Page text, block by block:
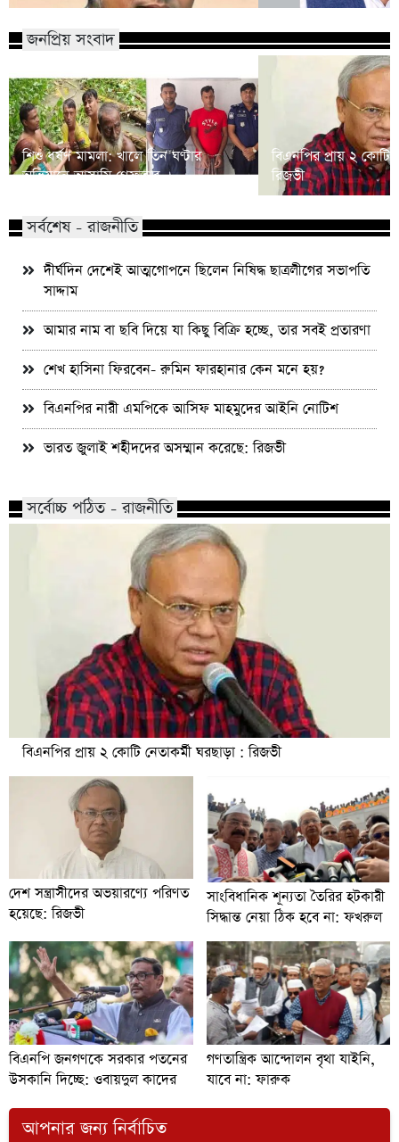
জনপ্রিয় সংবাদ
শিশু ধর্ষণ মামলা: খালে তিন ঘণ্টার
অভিযানে আসামি গ্রেফতার
বিএনপির প্রায় ২ কোটি
রিজভী
সর্বশেষ - রাজনীতি
দীর্ঘদিন দেশেই আত্মগোপনে ছিলেন নিষিদ্ধ ছাত্রলীগের সভাপতি
সাদ্দাম
আমার নাম বা ছবি দিয়ে যা কিছু বিক্রি হচ্ছে, তার সবই প্রতারণা
শেখ হাসিনা ফিরবেন- রুমিন ফারহানার কেন মনে হয়?
বিএনপির নারী এমপিকে আসিফ মাহমুদের আইনি নোটিশ
ভারত জুলাই শহীদদের অসম্মান করেছে: রিজভী
সর্বোচ্চ পঠিত - রাজনীতি
বিএনপির প্রায় ২ কোটি নেতাকর্মী ঘরছাড়া : রিজভী
দেশ সন্ত্রাসীদের অভয়ারণ্যে পরিণত
হয়েছে: রিজভী
সাংবিধানিক শূন্যতা তৈরির হটকারী
সিদ্ধান্ত নেয়া ঠিক হবে না: ফখরুল
বিএনপি জনগণকে সরকার পতনের
উসকানি দিচ্ছে: ওবায়দুল কাদের
গণতান্ত্রিক আন্দোলন বৃথা যাইনি,
যাবে না: ফারুক
আপনার জন্য নির্বাচিত